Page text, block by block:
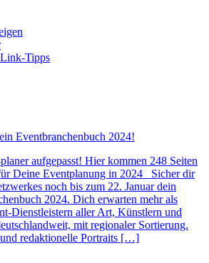
Tipps
Eventbranchenbuch 2024!
aufgepasst! Hier kommen 248 Seiten
Deine Eventplanung in 2024 Sicher dir
noch bis zum 22. Januar dein
2024. Dich erwarten mehr als
Dienstleistern aller Art, Künstlern und
mit regionaler Sortierung.
redaktionelle Portraits […]